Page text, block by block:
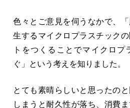
色々とご意見を伺うなかで、
生するマイクロプラスチック
トをつくることでマイクロプ
ぐ」という考えを知りました。
とても素晴らしいと思ったの
しまうと耐久性が落ち、消費